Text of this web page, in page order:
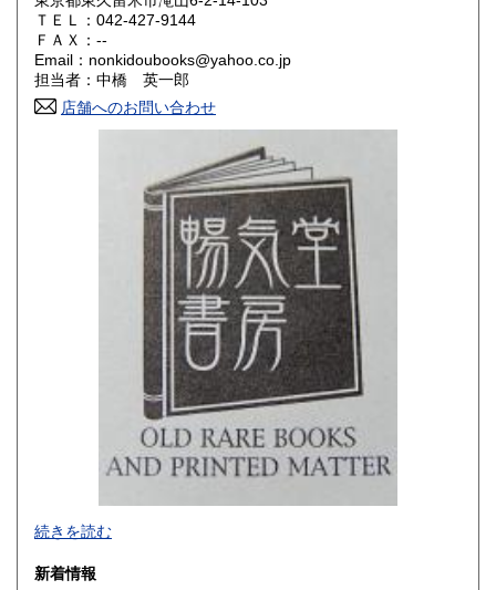
山口県 180円
香川県 180円 愛媛県
高知県
180円 長崎県
180円 大分県
180円 鹿児島県
180円
ＴＥＬ：042-427-9144
ＦＡＸ：--
Email：nonkidoubooks@yahoo.co.jp
担当者：中橋 英一郎
店舗へのお問い合わせ
最寄駅：花小金井
続きを読む
新着情報